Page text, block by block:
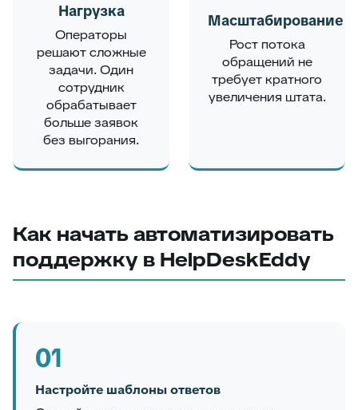
Нагрузка
Операторы
решают сложные
задачи. Один
сотрудник
обрабатывает
больше заявок
без выгорания.
Масштабирование
Рост потока
обращений не
требует кратного
увеличения штата.
Как начать автоматизировать
поддержку в HelpDeskEddy
01
Настройте шаблоны ответов